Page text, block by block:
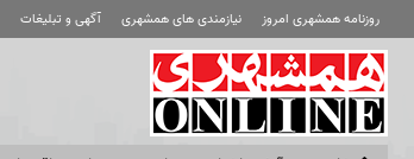
روزنامه همشهری امروز نیازمندی های همشهری آگهی و تبلیغات